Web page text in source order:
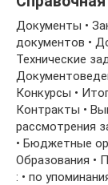
Документы •
документов •
Технические
Конкурсы •
Контракты •
рассмотрения
• Бюджетные
Образования •
: • по